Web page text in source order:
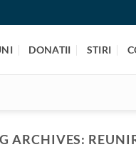
DONATII STIRI
ARCHIVES: